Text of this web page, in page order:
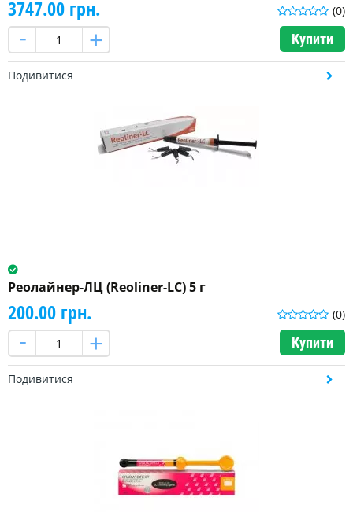
(0)
3747.00 грн.
Купити
Подивитися
Реолайнер-ЛЦ (Reoliner-LC) 5 г
(0)
200.00 грн.
Купити
Подивитися